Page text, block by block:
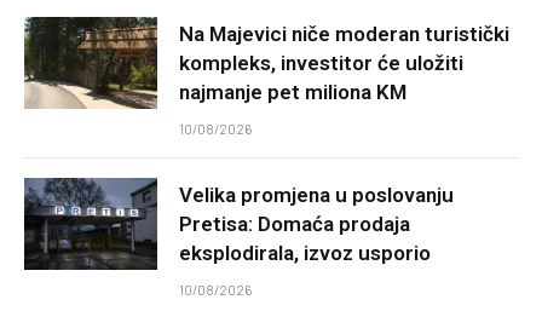
Na Majevici niče moderan turistički
kompleks, investitor će uložiti
najmanje pet miliona KM
10/08/2026
Velika promjena u poslovanju
Pretisa: Domaća prodaja
eksplodirala, izvoz usporio
10/08/2026